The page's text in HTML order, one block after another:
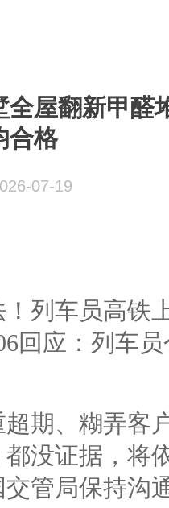
全屋翻新甲醛
合格
07-19
！列车员高铁
回应：列车
期、糊弄客
没证据，将
交管局保持沟